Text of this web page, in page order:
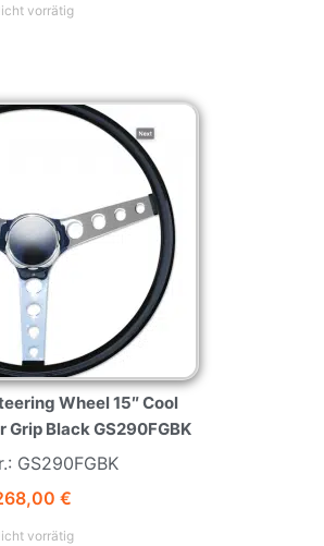
vorrätig
Wheel 15″ Cool
Black GS290FGBK
GS290FGBK
€
vorrätig